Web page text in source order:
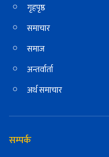
गृहपृष्ठ
समाचार
समाज
अन्तर्वार्ता
अर्थ समाचार
सम्पर्क